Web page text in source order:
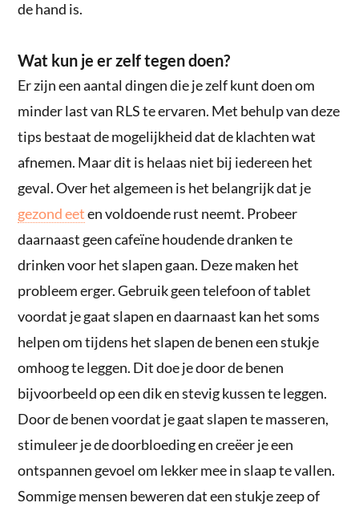
de hand is.
Wat kun je er zelf tegen doen?
Er zijn een aantal dingen die je zelf kunt doen om
minder last van RLS te ervaren. Met behulp van deze
tips bestaat de mogelijkheid dat de klachten wat
afnemen. Maar dit is helaas niet bij iedereen het
geval. Over het algemeen is het belangrijk dat je
gezond eeten voldoende rust neemt. Probeer
daarnaast geen cafeïne houdende dranken te
drinken voor het slapen gaan. Deze maken het
probleem erger. Gebruik geen telefoon of tablet
voordat je gaat slapen en daarnaast kan het soms
helpen om tijdens het slapen de benen een stukje
omhoog te leggen. Dit doe je door de benen
bijvoorbeeld op een dik en stevig kussen te leggen.
Door de benen voordat je gaat slapen te masseren,
stimuleer je de doorbloeding en creëer je een
ontspannen gevoel om lekker mee in slaap te vallen.
Sommige mensen beweren dat een stukje zeep of